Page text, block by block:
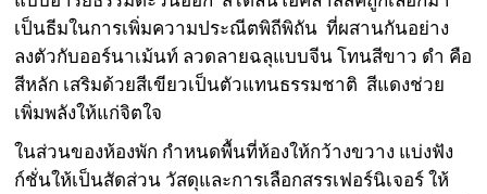
เป็นธีมในการเพิ่มความประณีตพิถีพิถัน ที่ผสานกันอย่าง
ลงตัวกับออร์นาเม้นท์ ลวดลายฉลุแบบจีน โทนสีขาว ดำ คือ
สีหลัก เสริมด้วยสีเขียวเป็นตัวแทนธรรมชาติ สีแดงช่วย
เพิ่มพลังให้แก่จิตใจ
ในส่วนของห้องพัก กำหนดพื้นที่ห้องให้กว้างขวาง แบ่งฟัง
ก์ชั่นให้เป็นสัดส่วน วัสดุและการเลือกสรรเฟอร์นิเจอร์ ให้